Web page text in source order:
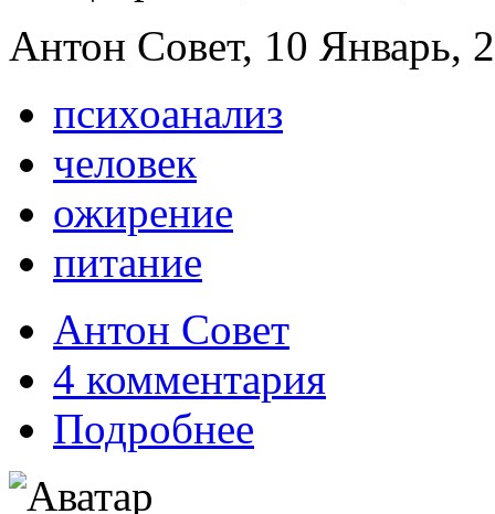
Антон Совет, 10 Январь,
психоанализ
человек
ожирение
питание
Антон Совет
4 комментария
Подробнее